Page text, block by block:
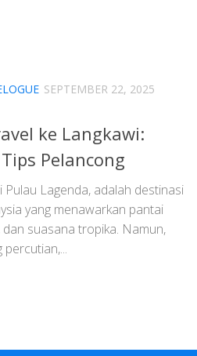
SEPTEMBER 22, 2025
ke Langkawi:
Pelancong
Pulau Lagenda, adalah destinasi
yang menawarkan pantai
dan suasana tropika. Namun,